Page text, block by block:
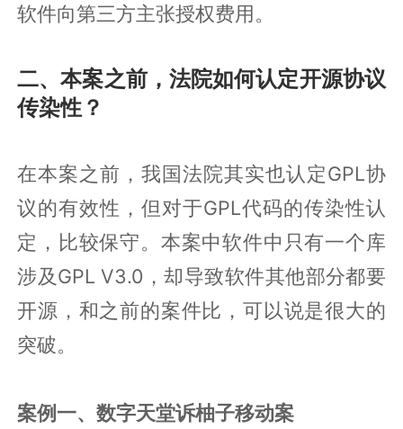
软件向第三方主张授权费用。
二、本案之前，法院如何认定开源协议
传染性？
在本案之前，我国法院其实也认定GPL协
议的有效性，但对于GPL代码的传染性认
定，比较保守。本案中软件中只有一个库
涉及GPL V3.0，却导致软件其他部分都要
开源，和之前的案件比，可以说是很大的
突破。
案例一、数字天堂诉柚子移动案